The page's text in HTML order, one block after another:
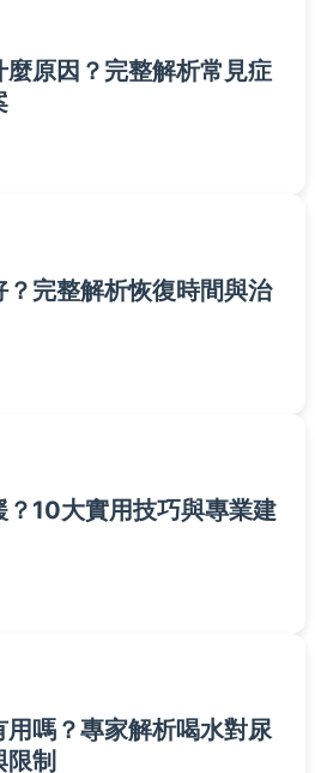
原因？完整解析常見症
完整解析恢復時間與治
？10大實用技巧與專業建
嗎？專家解析喝水對尿
制